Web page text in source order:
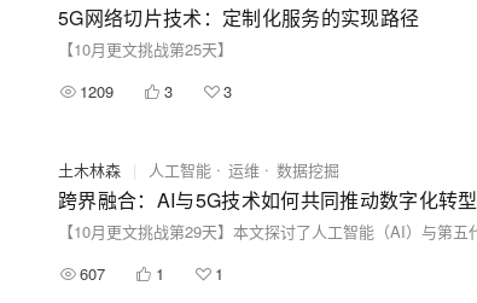
5G网络切片技术：定制化服务的实现路径
【10月更文挑战第25天】
1209
3 3
土木林森 | 人工智能 运维 数据挖掘
跨界融合：AI与5G技术如何共同推动数字化转型
607
1 1